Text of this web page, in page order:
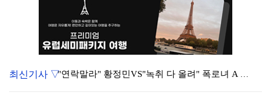
"연락말라" 황정민VS"녹취 다 올려" 폭로녀 A 씨,…
최신기사 ▽